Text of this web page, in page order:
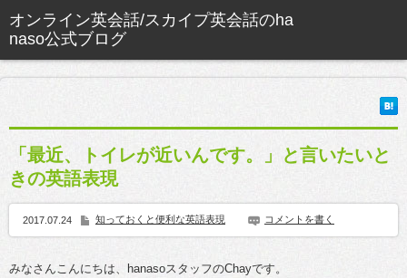
「最近、トイレが近いんです。」と言いたいと
きの英語表現
2017.07.24 知っておくと便利な英語表現 コメントを書く
みなさんこんにちは、hanasoスタッフのChayです。